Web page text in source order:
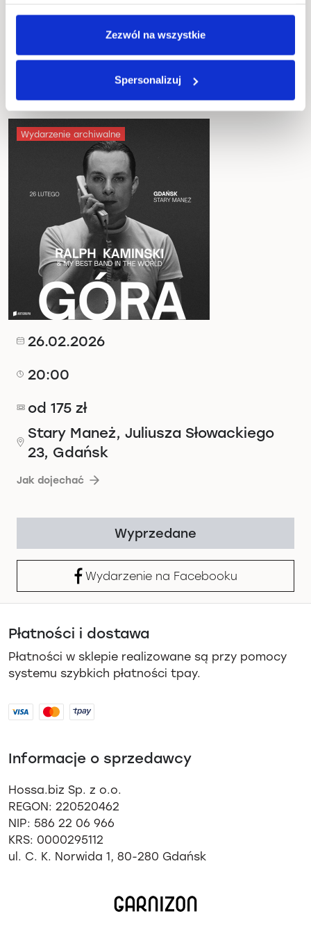
Zezwól na wszystkie
Spersonalizuj
Wydarzenie archiwalne
26.02.2026
20:00
od 175 zł
Stary Maneż, Juliusza Słowackiego
23, Gdańsk
Jak dojechać
Wyprzedane
Wydarzenie na Facebooku
Nie bój się na zapas!
Płatności i dostawa
Płatności w sklepie realizowane są przy pomocy
systemu szybkich płatności tpay.
Informacje o sprzedawcy
Hossa.biz Sp. z o.o.
REGON: 220520462
NIP: 586 22 06 966
KRS: 0000295112
ul. C. K. Norwida 1, 80-280 Gdańsk